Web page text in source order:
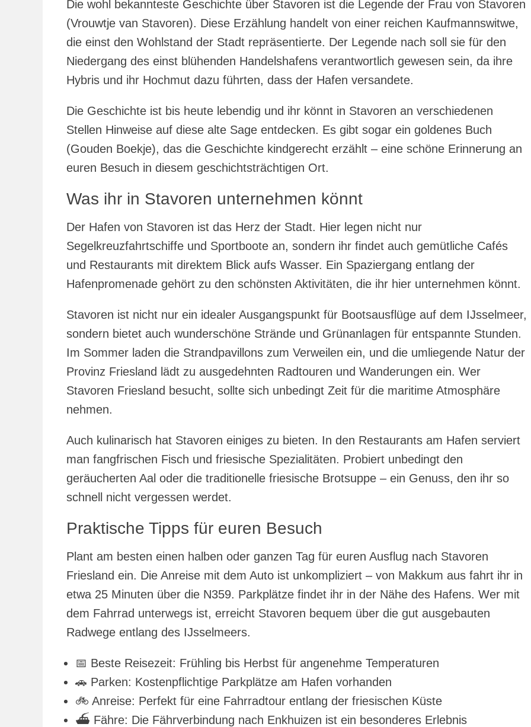
Die wohl bekannteste Geschichte über Stavoren ist die Legende der Frau von Stavoren
(Vrouwtje van Stavoren). Diese Erzählung handelt von einer reichen Kaufmannswitwe,
die einst den Wohlstand der Stadt repräsentierte. Der Legende nach soll sie für den
Niedergang des einst blühenden Handelshafens verantwortlich gewesen sein, da ihre
Hybris und ihr Hochmut dazu führten, dass der Hafen versandete.
Die Geschichte ist bis heute lebendig und ihr könnt in Stavoren an verschiedenen
Stellen Hinweise auf diese alte Sage entdecken. Es gibt sogar ein goldenes Buch
(Gouden Boekje), das die Geschichte kindgerecht erzählt – eine schöne Erinnerung an
euren Besuch in diesem geschichtsträchtigen Ort.
Was ihr in Stavoren unternehmen könnt
Der Hafen von Stavoren ist das Herz der Stadt. Hier legen nicht nur
Segelkreuzfahrtschiffe und Sportboote an, sondern ihr findet auch gemütliche Cafés
und Restaurants mit direktem Blick aufs Wasser. Ein Spaziergang entlang der
Hafenpromenade gehört zu den schönsten Aktivitäten, die ihr hier unternehmen könnt.
Stavoren ist nicht nur ein idealer Ausgangspunkt für Bootsausflüge auf dem IJsselmeer,
sondern bietet auch wunderschöne Strände und Grünanlagen für entspannte Stunden.
Im Sommer laden die Strandpavillons zum Verweilen ein, und die umliegende Natur der
Provinz Friesland lädt zu ausgedehnten Radtouren und Wanderungen ein. Wer
Stavoren Friesland besucht, sollte sich unbedingt Zeit für die maritime Atmosphäre
nehmen.
Auch kulinarisch hat Stavoren einiges zu bieten. In den Restaurants am Hafen serviert
man fangfrischen Fisch und friesische Spezialitäten. Probiert unbedingt den
geräucherten Aal oder die traditionelle friesische Brotsuppe – ein Genuss, den ihr so
schnell nicht vergessen werdet.
Praktische Tipps für euren Besuch
Plant am besten einen halben oder ganzen Tag für euren Ausflug nach Stavoren
Friesland ein. Die Anreise mit dem Auto ist unkompliziert – von Makkum aus fahrt ihr in
etwa 25 Minuten über die N359. Parkplätze findet ihr in der Nähe des Hafens. Wer mit
dem Fahrrad unterwegs ist, erreicht Stavoren bequem über die gut ausgebauten
Radwege entlang des IJsselmeers.
📅 Beste Reisezeit: Frühling bis Herbst für angenehme Temperaturen
🚗 Parken: Kostenpflichtige Parkplätze am Hafen vorhanden
🚲 Anreise: Perfekt für eine Fahrradtour entlang der friesischen Küste
⛴️ Fähre: Die Fährverbindung nach Enkhuizen ist ein besonderes Erlebnis